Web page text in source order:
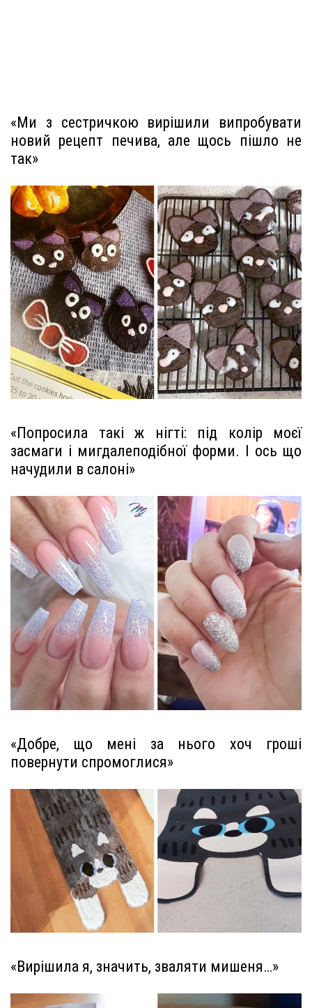
«Ми з сестричкою вирішили випробувати
новий рецепт печива, але щось пішло не
так»
«Попросила такі ж нігті: під колір моєї
засмаги і мигдалеподібної форми. І ось що
начудили в салоні»
«Добре, що мені за нього хоч гроші
повернути спромоглися»
«Вирішила я, значить, зваляти мишеня…»